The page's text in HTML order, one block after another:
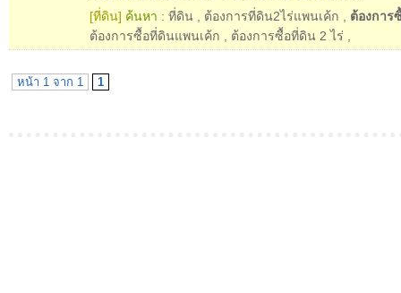
[ที่ดิน] ค้นหา : ที่ดิน ต้องการที่ดิน2ไร่แพนเค้ก
ต้องการ
ต้องการซื้อที่ดินแพนเค้ก
ต้องการซื้อที่ดิน 2 ไร่
หน้า 1 จาก 1 1